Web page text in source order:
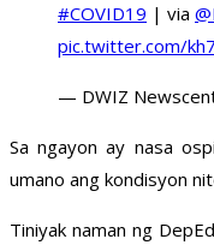
#COVID19 | via
pic.twitter.com/
— DWIZ
Sa ngayon ay nasa
umano ang kondisyon
Tiniyak naman ng